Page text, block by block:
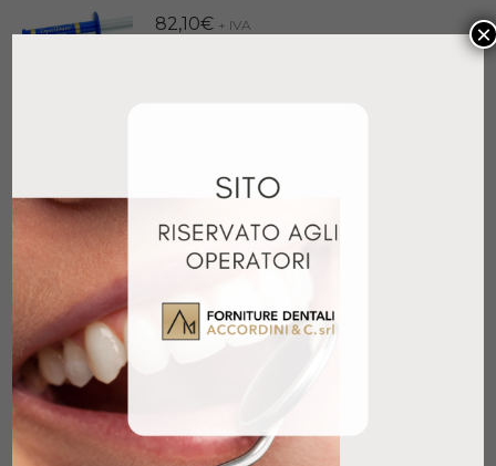
82,10€ + IVA
€ + IVA
Aggiungi al carrello
INTRO KIT
×